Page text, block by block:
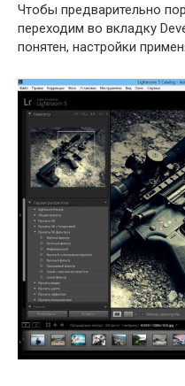
Чтобы предварительно
переходим во вкладку
понятен, настройки